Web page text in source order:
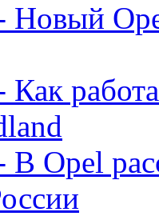
Новый
Opel